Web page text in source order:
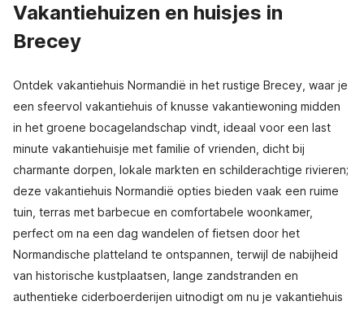
Vakantiehuizen en huisjes in
Brecey
Ontdek vakantiehuis Normandië in het rustige Brecey, waar je
een sfeervol vakantiehuis of knusse vakantiewoning midden
in het groene bocagelandschap vindt, ideaal voor een last
minute vakantiehuisje met familie of vrienden, dicht bij
charmante dorpen, lokale markten en schilderachtige rivieren;
deze vakantiehuis Normandië opties bieden vaak een ruime
tuin, terras met barbecue en comfortabele woonkamer,
perfect om na een dag wandelen of fietsen door het
Normandische platteland te ontspannen, terwijl de nabijheid
van historische kustplaatsen, lange zandstranden en
authentieke ciderboerderijen uitnodigt om nu je vakantiehuis